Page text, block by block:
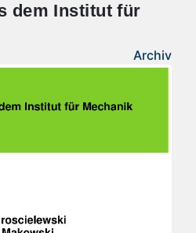
dem Institut für
Archiv